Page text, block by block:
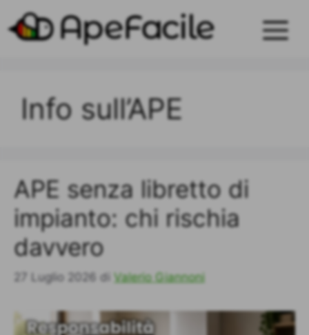
al
contenuto
Info sull’APE
APE senza libretto di
impianto: chi rischia
davvero
27 Luglio 2026 di Valerio Giannoni